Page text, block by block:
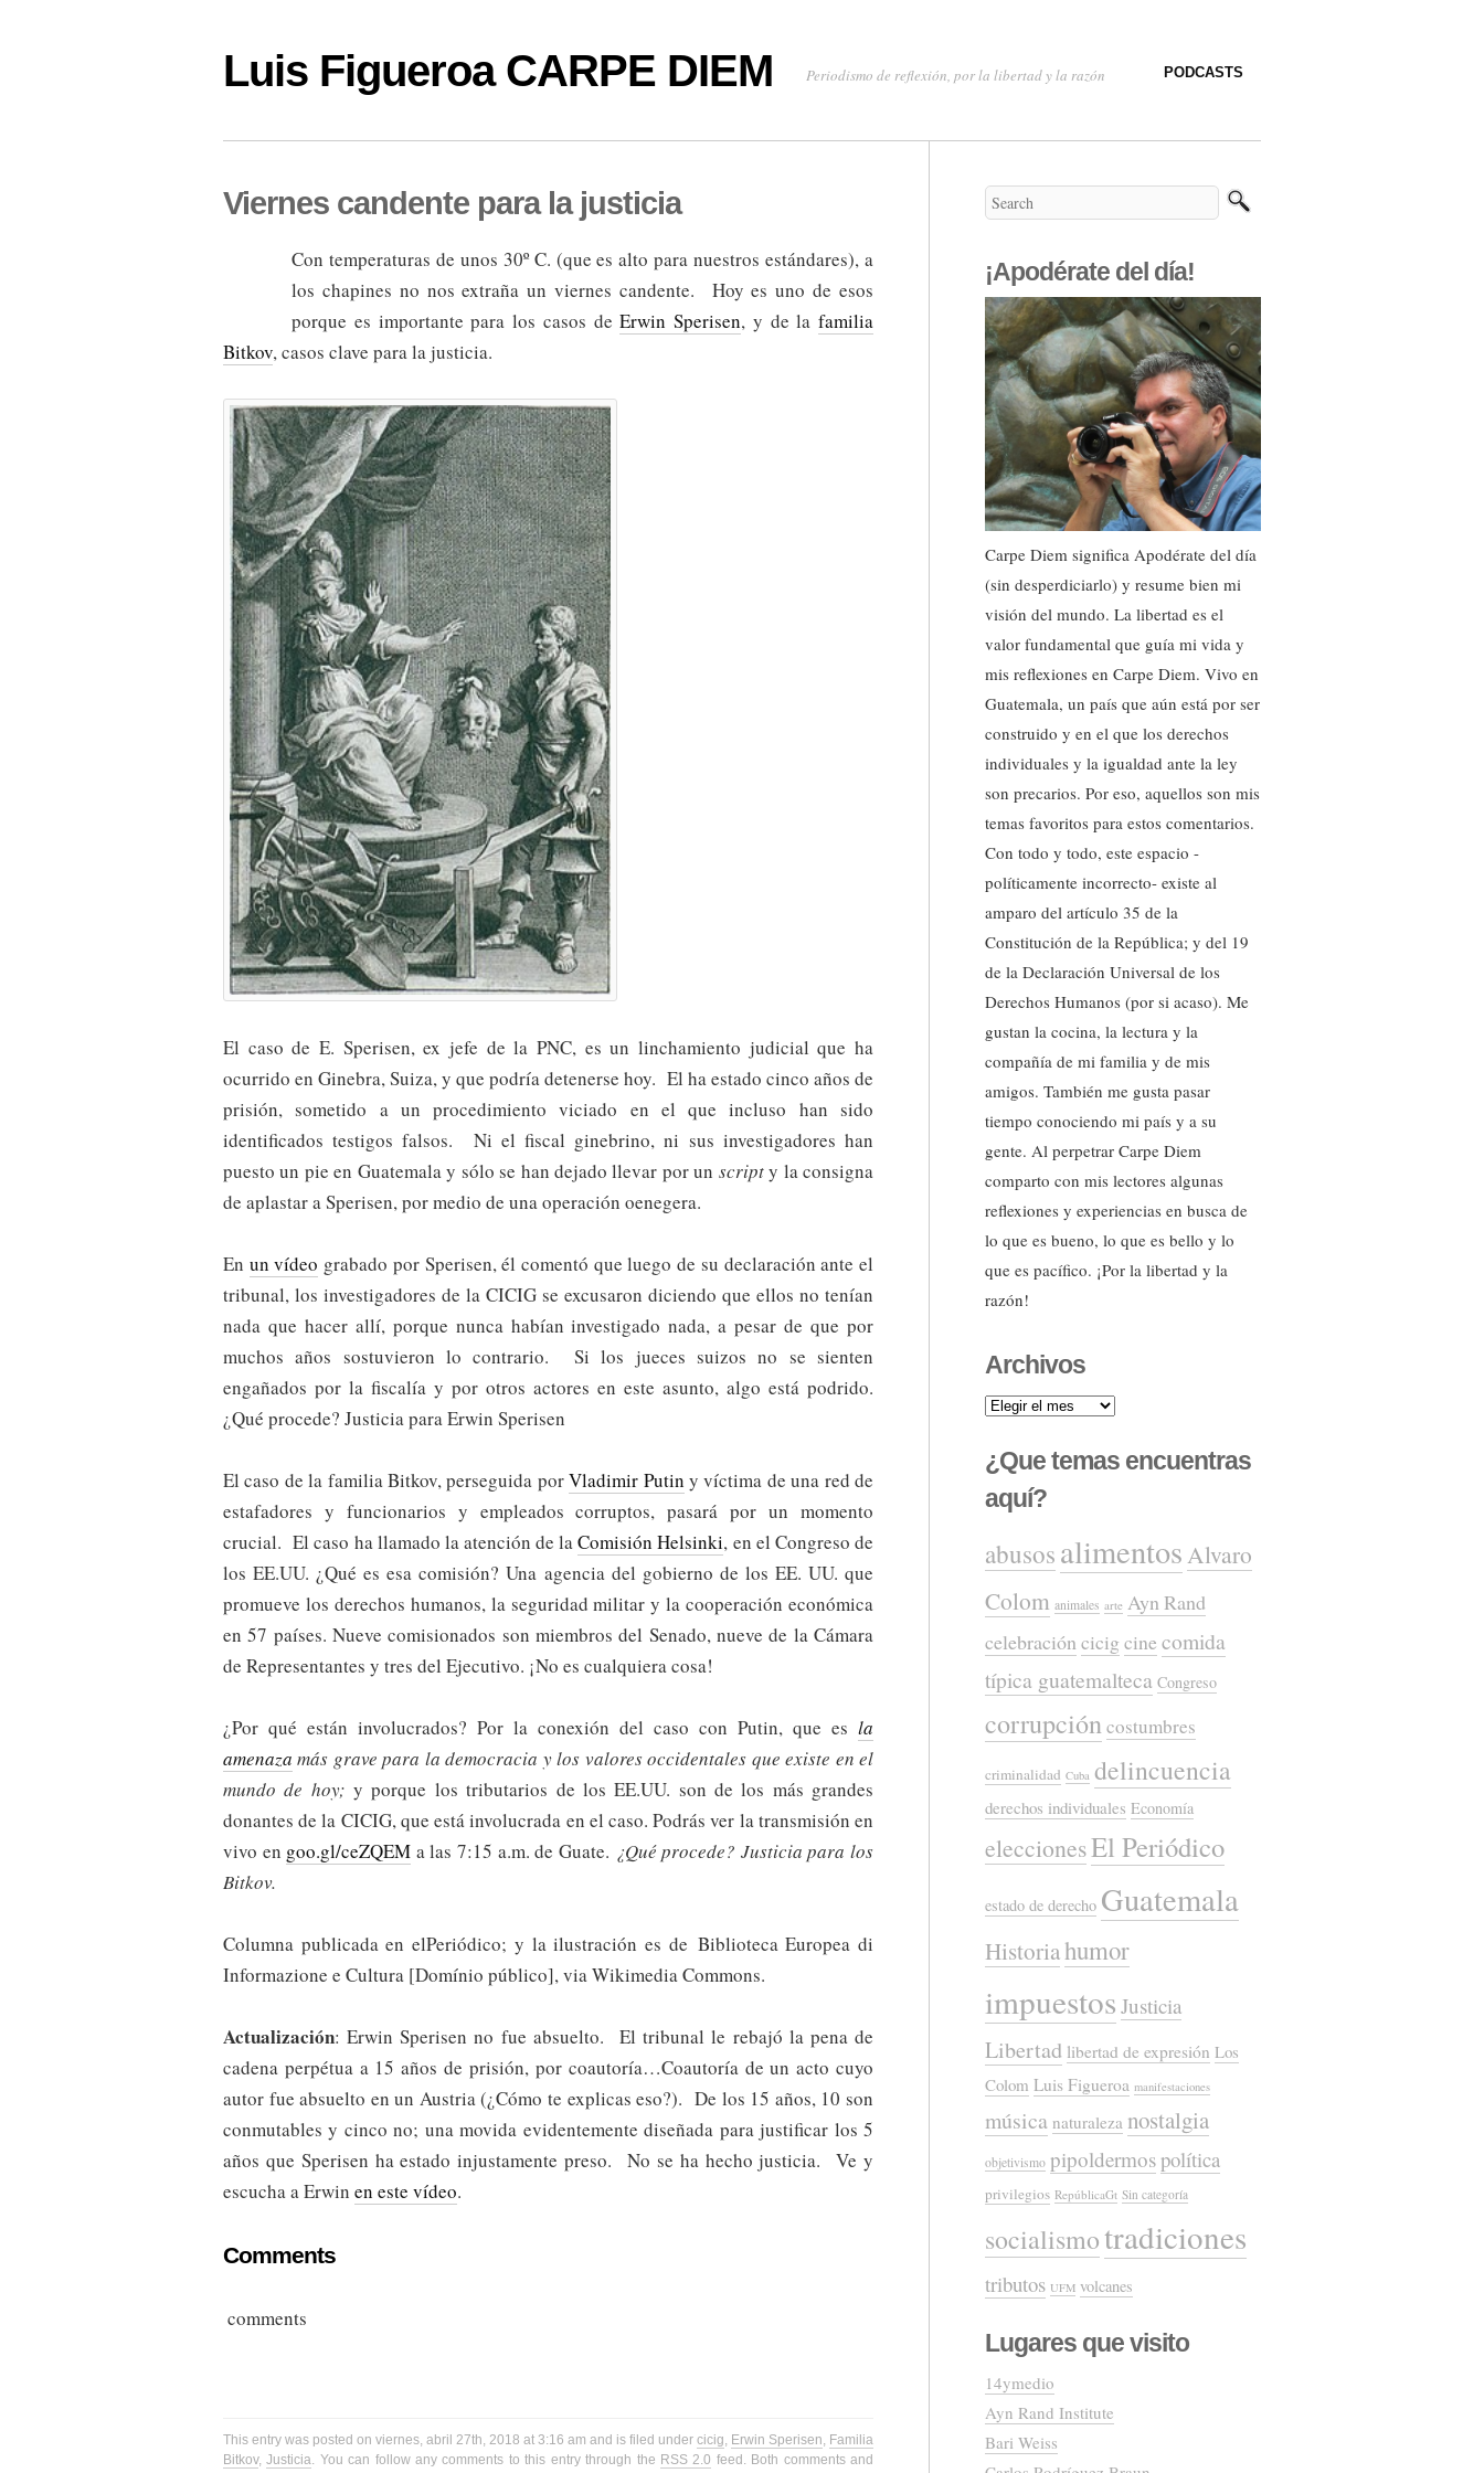
Luis Figueroa CARPE DIEM Periodismo de reflexión, por la libertad y la razón PODCASTS
Viernes candente para la justicia
Con temperaturas de unos 30º C. (que es alto para nuestros estándares), a
los chapines no nos extraña un viernes candente. Hoy es uno de esos
porque es importante para los casos deErwin Sperisen, y de la familia
Bitkov, casos clave para la justicia.
El caso de E. Sperisen, ex jefe de la PNC, es un linchamiento judicial que ha
ocurrido en Ginebra, Suiza, y que podría detenerse hoy. El ha estado cinco años de
prisión, sometido a un procedimiento viciado en el que incluso han sido
identificados testigos falsos. Ni el fiscal ginebrino, ni sus investigadores han
puesto un pie en Guatemala y sólo se han dejado llevar por un scripty la consigna
de aplastar a Sperisen, por medio de una operación oenegera.
En un vídeo grabado por Sperisen, él comentó que luego de su declaración ante el
tribunal, los investigadores de la CICIG se excusaron diciendo que ellos no tenían
nada que hacer allí, porque nunca habían investigado nada, a pesar de que por
muchos años sostuvieron lo contrario. Si los jueces suizos no se sienten
engañados por la fiscalía y por otros actores en este asunto, algo está podrido.
¿Qué procede? Justicia para Erwin Sperisen
El caso de la familia Bitkov, perseguida porVladimir Putin y víctima de una red de
estafadores y funcionarios y empleados corruptos, pasará por un momento
crucial. El caso ha llamado la atención de laComisión Helsinki, en el Congreso de
los EE.UU. ¿Qué es esa comisión? Una agencia del gobierno de los EE. UU. que
promueve los derechos humanos, la seguridad militar y la cooperación económica
en 57 países. Nueve comisionados son miembros del Senado, nueve de la Cámara
de Representantes y tres del Ejecutivo. ¡No es cualquiera cosa!
¿Por qué están involucrados? Por la conexión del caso con Putin, que es la
amenaza más grave para la democracia y los valores occidentales que existe en el
mundo de hoy;y porque los tributarios de los EE.UU. son de los más grandes
donantes de la CICIG, que está involucrada en el caso. Podrás ver la transmisión en
vivo en goo.gl/ceZQEM a las 7:15 a.m. de Guate. ¿Qué procede? Justicia para los
Bitkov.
Columna publicada en elPeriódico; y la ilustración es de Biblioteca Europea di
Informazione e Cultura [Domínio público], via Wikimedia Commons.
Actualización: Erwin Sperisen no fue absuelto. El tribunal le rebajó la pena de
cadena perpétua a 15 años de prisión, por coautoría…Coautoría de un acto cuyo
autor fue absuelto en un Austria (¿Cómo te explicas eso?). De los 15 años, 10 son
conmutables y cinco no; una movida evidentemente diseñada para justificar los 5
años que Sperisen ha estado injustamente preso. No se ha hecho justicia. Ve y
escucha a Erwin en este vídeo.
Comments
comments
This entry was posted on viernes, abril 27th, 2018 at 3:16 am and is filed under cicig, Erwin Sperisen, Familia
Bitkov,Justicia. You can follow any comments to this entry through the RSS 2.0 feed. Both comments and
¡Apodérate del día!
Carpe Diem significa Apodérate del día
(sin desperdiciarlo) y resume bien mi
visión del mundo. La libertad es el
valor fundamental que guía mi vida y
mis reflexiones en Carpe Diem. Vivo en
Guatemala, un país que aún está por ser
construido y en el que los derechos
individuales y la igualdad ante la ley
son precarios. Por eso, aquellos son mis
temas favoritos para estos comentarios.
Con todo y todo, este espacio -
políticamente incorrecto- existe al
amparo del artículo 35 de la
Constitución de la República; y del 19
de la Declaración Universal de los
Derechos Humanos (por si acaso). Me
gustan la cocina, la lectura y la
compañía de mi familia y de mis
amigos. También me gusta pasar
tiempo conociendo mi país y a su
gente. Al perpetrar Carpe Diem
comparto con mis lectores algunas
reflexiones y experiencias en busca de
lo que es bueno, lo que es bello y lo
que es pacífico. ¡Por la libertad y la
razón!
Archivos
Archivos
¿Que temas encuentras
aquí?
abusos alimentosAlvaro
Colom animales arte Ayn Rand
celebración cicig cine comida
típica guatemalteca Congreso
corrupcióncostumbres
criminalidad Cuba delincuencia
derechos individuales Economía
eleccionesEl Periódico
estado de derecho Guatemala
Historiahumor
impuestos Justicia
Libertad libertad de expresión Los
Colom Luis Figueroa manifestaciones
música naturaleza nostalgia
objetivismo pipoldermospolítica
privilegios RepúblicaGt Sin categoría
socialismotradiciones
tributos UFM volcanes
Lugares que visito
14ymedio
Ayn Rand Institute
Bari Weiss